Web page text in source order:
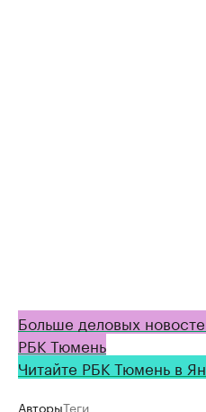
Больше деловых
РБК Тюмень
Читайте РБК Тюмень в
АвторыТеги